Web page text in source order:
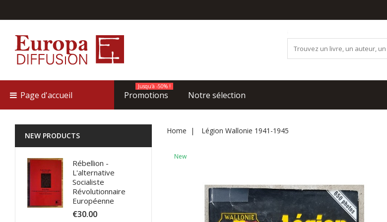
Page d'accueil Promotions
Jusqu'à -50% !
Notre sélection
NEW PRODUCTS
Rébellion -
L'alternative
Socialiste
Révolutionnaire
Européenne
€30.00
Home Légion Wallonie 1941-1945
New